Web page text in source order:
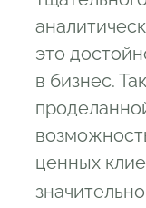
это
в бизнес.
ценных